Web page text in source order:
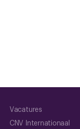
Vacatures
CNV Internationaal